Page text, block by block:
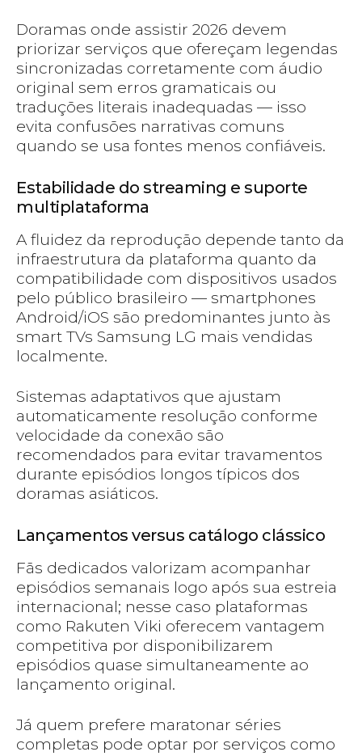
Doramas onde assistir 2026 devem
priorizar serviços que ofereçam legendas
sincronizadas corretamente com áudio
original sem erros gramaticais ou
traduções literais inadequadas — isso
evita confusões narrativas comuns
quando se usa fontes menos confiáveis.
Estabilidade do streaming e suporte
multiplataforma
A fluidez da reprodução depende tanto da
infraestrutura da plataforma quanto da
compatibilidade com dispositivos usados
pelo público brasileiro — smartphones
Android/iOS são predominantes junto às
smart TVs Samsung LG mais vendidas
localmente.
Sistemas adaptativos que ajustam
automaticamente resolução conforme
velocidade da conexão são
recomendados para evitar travamentos
durante episódios longos típicos dos
doramas asiáticos.
Lançamentos versus catálogo clássico
Fãs dedicados valorizam acompanhar
episódios semanais logo após sua estreia
internacional; nesse caso plataformas
como Rakuten Viki oferecem vantagem
competitiva por disponibilizarem
episódios quase simultaneamente ao
lançamento original.
Já quem prefere maratonar séries
completas pode optar por serviços como